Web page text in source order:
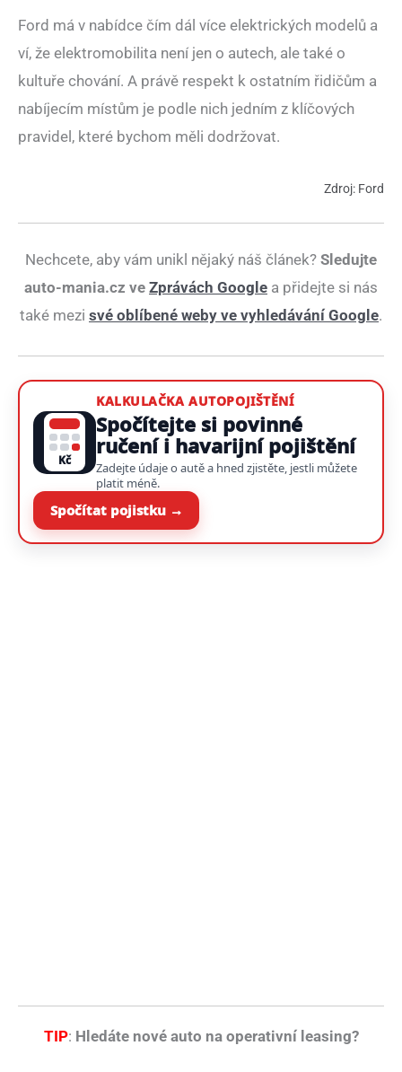
Ford má v nabídce čím dál více elektrických modelů a
ví, že elektromobilita není jen o autech, ale také o
kultuře chování. A právě respekt k ostatním řidičům a
nabíjecím místům je podle nich jedním z klíčových
pravidel, které bychom měli dodržovat.
Zdroj: Ford
Nechcete, aby vám unikl nějaký náš článek? Sledujte
auto-mania.cz ve Zprávách Google a přidejte si nás
také mezi své oblíbené weby ve vyhledávání Google.
Kč
KALKULAČKA AUTOPOJIŠTĚNÍ
Spočítejte si povinné
ručení i havarijní pojištění
Zadejte údaje o autě a hned zjistěte, jestli můžete
platit méně.
Spočítat pojistku →
TIP: Hledáte nové auto na operativní leasing?